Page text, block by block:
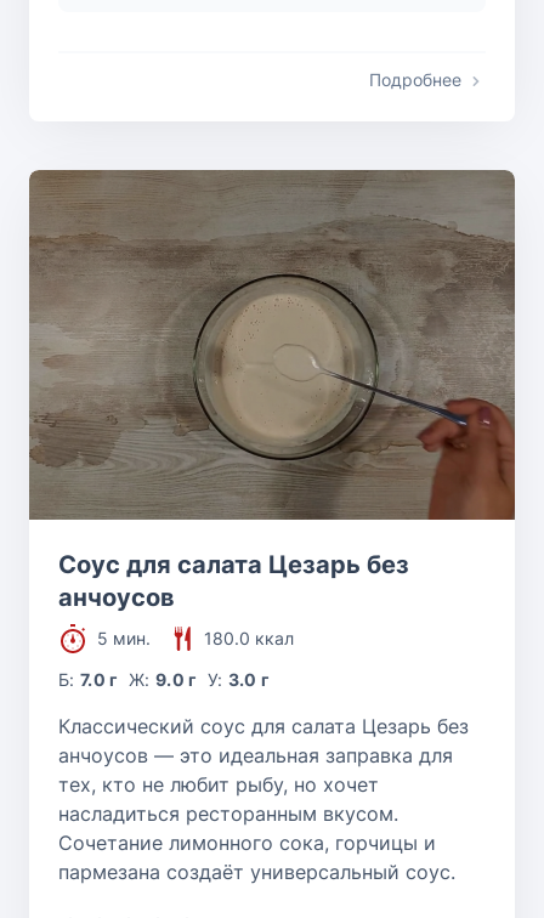
Подробнее
Соус для салата Цезарь без
анчоусов
5 мин.
180.0 ккал
Б:7.0 г Ж: 9.0 г У: 3.0 г
Классический соус для салата Цезарь без
анчоусов — это идеальная заправка для
тех, кто не любит рыбу, но хочет
насладиться ресторанным вкусом.
Сочетание лимонного сока, горчицы и
пармезана создаёт универсальный соус.